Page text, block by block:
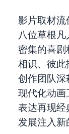
影片取材流
八位草根凡
密集的喜剧
相识、彼此
创作团队深
现代化动画
表达再现经
发展注入新